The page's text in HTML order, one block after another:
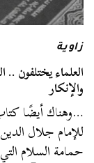
زاوية
العلماء يختلفون
والإنكار
…وهناك أيضًا
للإمام جلال
حمامة السلام